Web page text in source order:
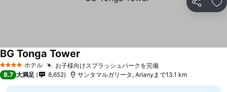
シェア お
4 ホテルのランク
ホテル お子様向けスプラッシュパークを完備料金を表示
BG Tonga Tower
8.7 大満足 8,652 サンタマルガリータ, Arianyまで13.1 km